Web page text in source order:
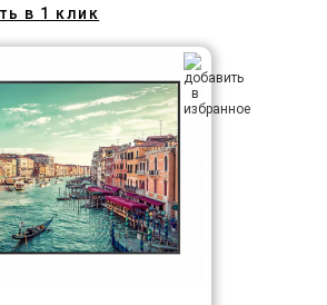
в 1 клик